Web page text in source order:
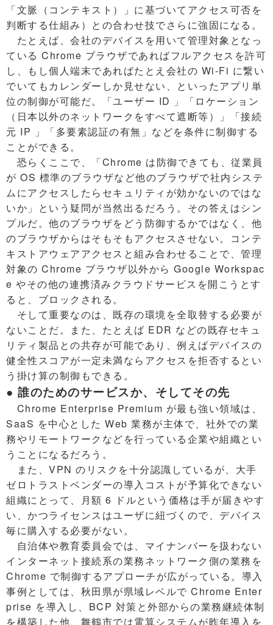
「文脈（コンテキスト）」に基づいてアクセス可否を
判断する仕組み）との合わせ技でさらに強固になる。
たとえば、会社のデバイスを用いて管理対象となっ
ている Chrome ブラウザであればフルアクセスを許可
し、もし個人端末であればたとえ会社の Wi-Fi に繋い
でいてもカレンダーしか見せない、といったアプリ単
位の制御が可能だ。「ユーザー ID 」「ロケーション
（日本以外のネットワークをすべて遮断等）」「接続
元 IP 」「多要素認証の有無」などを条件に制御する
ことができる。
恐らくここで、「Chrome は防御できても、従業員
が OS 標準のブラウザなど他のブラウザで社内システ
ムにアクセスしたらセキュリティが効かないのではな
いか」という疑問が当然出るだろう。その答えはシン
プルだ。他のブラウザをどう防御するかではなく、他
のブラウザからはそもそもアクセスさせない。コンテ
キストアウェアアクセスと組み合わせることで、管理
対象の Chrome ブラウザ以外から Google Workspac
e やその他の連携済みクラウドサービスを開こうとす
ると、ブロックされる。
そして重要なのは、既存の環境を全取替する必要が
ないことだ。また、たとえば EDR などの既存セキュ
リティ製品との共存が可能であり、例えばデバイスの
健全性スコアが一定未満ならアクセスを拒否するとい
う掛け算の制御もできる。
● 誰のためのサービスか、そしてその先
Chrome Enterprise Premium が最も強い領域は、
SaaS を中心とした Web 業務が主体で、社外での業
務やリモートワークなどを行っている企業や組織とい
うことになるだろう。
また、VPN のリスクを十分認識しているが、大手
ゼロトラストベンダーの導入コストが予算化できない
組織にとって、月額 6 ドルという価格は手が届きやす
い、かつライセンスはユーザに紐づくので、デバイス
毎に購入する必要がない。
自治体や教育委員会では、マイナンバーを扱わない
インターネット接続系の業務ネットワーク側の業務を
Chrome で制御するアプローチが広がっている。導入
事例としては、秋田県が県域レベルで Chrome Enter
prise を導入し、BCP 対策と外部からの業務継続体制
を構築した他、舞鶴市では電算システムが昨年導入を